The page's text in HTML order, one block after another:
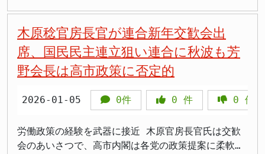
全化も重視するという、政府の苦しい立場を反映した
ものといえます。2026年度中の実現に向けては、与
党内の合意形成と国民的な議論が不可欠となるでしょ
う。
としても、経済的な影響は極めて限定的だと述べてい
ますが、これは国民生活の実態を理解していない発言
です。物価高に苦しむ国民にとって、予算審議の遅れ
は死活問題です。 自民党は参院選での敗北を真摯に
受け止め、国民が求める消費税減税に取り組むべきで
れませんが、まず優先すべきは参院選で示された減税
という民意ではないでしょうか。 解散総選挙を前
に、自民党が参院選での民意を忘れているとすれば、
それは国民に対する裏切りです。
る」と伝えており、慎重に解散の表明時期を探ってい
る模様です。さらに2026年1月17日は、阪神大震災が
発生した日で、犠牲者を追悼する1日となります。自
民閣僚経験者は「解散表明は17日以降になるだろう」
との見通しを語りました。 高市氏は「冒頭解散」の
ず、自身の見解を表明していません。 今回の通常国
会で最大の焦点となるのが、過去最大規模122兆3000
億円の2026年度予算案です。予算案の主な内容に
は、物価高対策として子ども1人あたり2万円の給付
会議体の増加は、官邸主導の政策決定システムが抱え
る構造的な問題を浮き彫りにしています。各政権が看
板政策を実現するために新たな本部や会議を設置して
きましたが、一度設置された会議体は政権交代後も存
続するケースが多く、整理されないまま累積してきま
を投じるものです。会議体の整理により職員の負担が
軽減されれば、より質の高い政策立案が可能になると
期待されています。ただし、実際にどの程度の会議体
が統廃合されるかは今後の作業次第であり、実効性の
際秩序を維持するために力を尽くす」 > 「アメリカ
の役割は大きいが、他国との協力も重要だ」 > 「現
在の国際秩序を守るために、日本は積極的に貢献すべ
きだ」 > 「アメリカを含む各国と連携して、地球規
模の課題に取り組むべき」 木原稔官房長官は、アメ
針を示したことを受け、一般的な立場から多国間協力
の重要性を強調しました。国際社会で平和と安全を実
現し、地球規模の課題に対処するためには、引き続き
多国間の協力が欠かせないとの立場を表明しました。
いプロジェクトなどと偽ってAI投資に誘導する手口だ
と説明しています。 現時点では動画投稿サイト上に1
本が確認されており、政府は削除要請を行っていま
す。首相官邸の公式発表では、URLをクリックしない
こと、個人情報を登録しないことを強く呼びかけてい
い。詐欺だとわからなかった」 >「AI技術の悪用が
ここまで来たのか。政府は早く規制を強化すべき」
>「高齢の親がこういう動画を信じてしまいそうで心
配」 >「偽動画と本物の見分けがつかない。もっと対
策定に関する不適切な行為があったことを公表しまし
た。基準地震動とは、原発の耐震設計の目安となる極
めて重要な数値です。 同社の説明によると、2018年
以前から規制委員会への説明とは異なる手法で代表的
な地震波を選定していたほか、2018年ごろからは平
いました。この操作は本社原子力土建部の社員複数人
が行っていたとされ、豊田哲也原子力本部長氏は会見
で地震動を小さめにしたいという意図があったことを
認めています。 林社長氏は会見で謝罪し、審査に重
木原稔官房長官が連合新年交歓会出
席、国民民主連立狙い連合に秋波も芳
野会長は高市政策に否定的
2026-01-05 0件 0 件 0 件
労働政策の経験を武器に接近 木原官房長官氏は交歓
会のあいさつで、高市内閣は各党の政策提案に柔軟か